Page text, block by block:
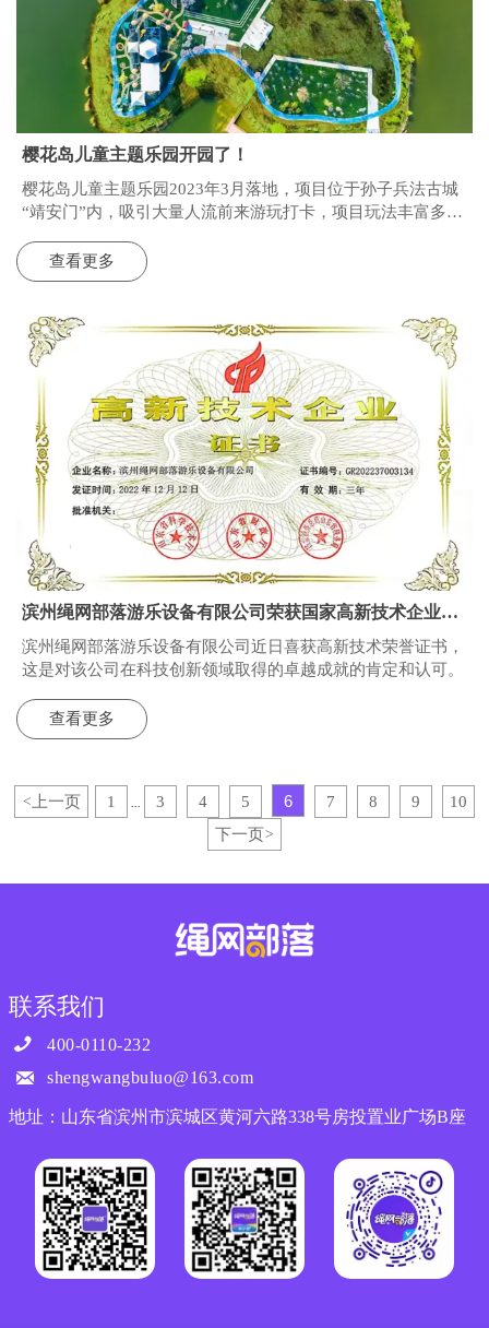
樱花岛儿童主题乐园开园了！
樱花岛儿童主题乐园2023年3月落地，项目位于孙子兵法古城
“靖安门”内，吸引大量人流前来游玩打卡，项目玩法丰富多
法通向蹦床空间，更好的激活孩子们的冒险精神.两侧加以防
护围栏，在提升安全系数的同时，也使孩子们愉悦在内游玩。
马、景观小屋和彩虹小站等设备，保证玩法多样性。
查看更多
滨州绳网部落游乐设备有限公司荣获国家高新技术企业荣
誉证书！
滨州绳网部落游乐设备有限公司近日喜获高新技术荣誉证书，
这是对该公司在科技创新领域取得的卓越成就的肯定和认可。
查看更多
<上一页 1 3 4 5 6 7 8 9
10
下一页 >
联系我们
 400-0110-232
 shengwangbuluo@163.com
地址：山东省滨州市滨城区黄河六路338号房投置业广场B座